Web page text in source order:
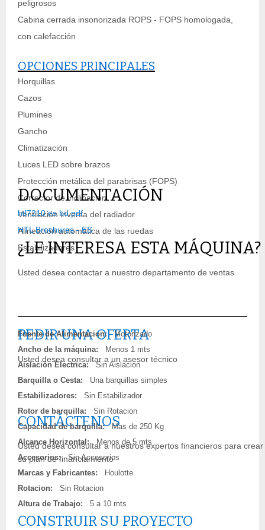
peligrosos
Cabina cerrada insonorizada ROPS - FOPS homologada,
con calefacción
OPCIONES PRINCIPALES
Horquillas
Cazos
Plumines
Gancho
Climatización
Luces LED sobre brazos
Protección metálica del parabrisas (FOPS)
Corrector de inclinación
Ventilación inversa del radiador
Alineación automática de las ruedas
Estabilizadores
DOCUMENTACIÓN
htl7210 es bd.pdf
HTL Brochures - ES
¿LE INTERESA ESTA MÁQUINA?
Usted desea contactar a nuestro departamento de ventas
PEDIR UNA OFERTA
Usted desea consultar a un asesor técnico
CONTÁCTENOS
Usted desea consultar a nuestros expertos financieros para crear
su plan de financiamiento
CONSTRUIR SU PROYECTO
Fuente de Alimentacion:
Motorizado
Ancho de la máquina:
Menos 1 mts
Aislación Electrica:
Sin Aislacion
Barquilla o Cesta:
Una barquillas simples
Estabilizadores:
Sin Estabilizador
Rotor de barquilla:
Sin Rotacion
Capacidad de barquilla:
Mas de 250 Kg
Alcance Horizontal:
Menos de 5 mts
Accesorios:
Sin Accesorios
Marcas y Fabricantes:
Houlotte
Rotacion:
Sin Rotacion
Altura de Trabajo:
5 a 10 mts